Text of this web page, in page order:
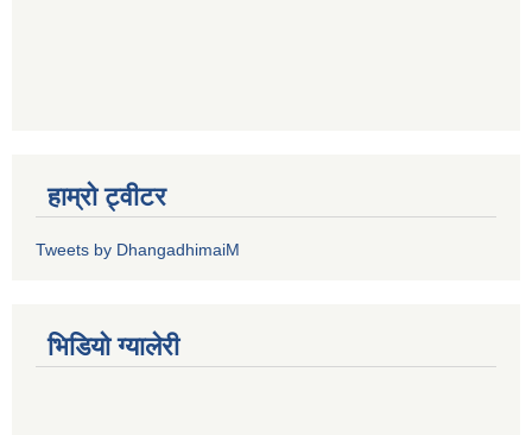
हाम्रो ट्वीटर
Tweets by DhangadhimaiM
भिडियाे ग्यालेरी